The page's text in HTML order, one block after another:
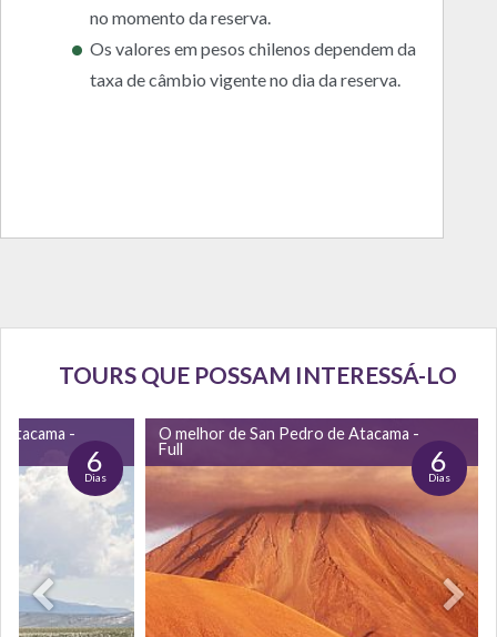
no momento da reserva.
Os valores em pesos chilenos dependem da
taxa de câmbio vigente no dia da reserva.
TOURS QUE POSSAM INTERESSÁ-LO
-
6
Dias
O melhor de San Pedro de Atacama -
Full
6
Dias